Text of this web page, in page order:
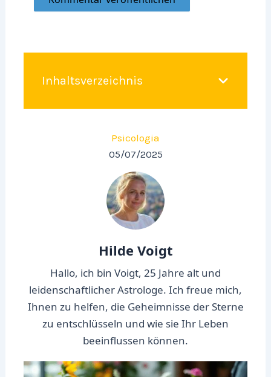
Inhaltsverzeichnis
Psicologia
05/07/2025
Hilde Voigt
Hallo, ich bin Voigt, 25 Jahre alt und
leidenschaftlicher Astrologe. Ich freue mich,
Ihnen zu helfen, die Geheimnisse der Sterne
zu entschlüsseln und wie sie Ihr Leben
beeinflussen können.